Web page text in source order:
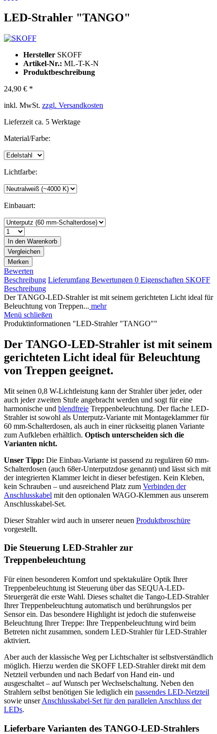
LED-Strahler "TANGO"
Hersteller SKOFF
Artikel-Nr.: ML-T-K-N
Produktbeschreibung
24,90 € *
inkl. MwSt. zzgl. Versandkosten
Lieferzeit ca. 5 Werktage
Material/Farbe:
Lichtfarbe:
Einbauart:
In den Warenkorb
Vergleichen
Merken
Bewerten
Beschreibung Lieferumfang Bewertungen 0 Eigenschaften SKOFF
Beschreibung
Der TANGO-LED-Strahler ist mit seinem gerichteten Licht ideal für
Beleuchtung von Treppen... mehr
Menü schließen
Produktinformationen "LED-Strahler "TANGO""
Der TANGO-LED-Strahler ist mit seinem
gerichteten Licht ideal für Beleuchtung
von Treppen geeignet.
Mit seinen 0,8 W-Lichtleistung kann der Strahler über jeder, oder
auch jeder zweiten Stufe angebracht werden und sogt für eine
harmonische und blendfreie Treppenbeleuchtung. Der flache LED-
Strahler ist sowohl als Unterputz-Variante mit Montageklammer für
60 mm-Schalterdosen, als auch in einer rückseitig planen Variante
zum Aufkleben erhältlich. Optisch unterscheiden sich die
Varianten nicht.
Unser Tipp: Die Einbau-Variante ist passend zu regulären 60 mm-
Schalterdosen (auch 68er-Unterputzdose genannt) und lässt sich mit
der integrierten Klammer leicht in dieser befestigen. Kein Kleben,
kein Schrauben – und ausreichend Platz zum Verbinden der
Anschlusskabel mit den optionalen WAGO-Klemmen aus unserem
Anschlusskabel-Set.
Dieser Strahler wird auch in unserer neuen Produktbroschüre
vorgestellt.
Die Steuerung LED-Strahler zur
Treppenbeleuchtung
Für einen besonderen Komfort und spektakuläre Optik Ihrer
Treppenbeleuchtung ist Steuerung über das SEQUA-LED-
Steuergerät die erste Wahl. Dieses schaltet die Tango-LED-Strahler
Ihrer Treppenbeleuchtung automatisch und berührungslos per
Sensor ein. Das besondere Highlight ist jedoch die stufenweise
Beleuchtung Ihrer Treppe: Ihre Treppenbeleuchtung wird beim
Betreten nicht zusammen, sondern LED-Strahler für LED-Strahler
aktiviert.
Aber auch der klassische Weg per Lichtschalter ist selbstverständlich
möglich. Hierzu werden die SKOFF LED-Strahler direkt mit dem
Netzteil verbunden und nach Bedarf von Hand ein- und
ausgeschaltet – auf Wunsch per Wechselschaltung. Neben den
Strahlern selbst benötigen Sie lediglich ein passendes LED-Netzteil
sowie unserAnschlusskabel-Set für den parallelen Anschluss der
LEDs.
Lieferbare Varianten des TANGO-LED-Strahlers